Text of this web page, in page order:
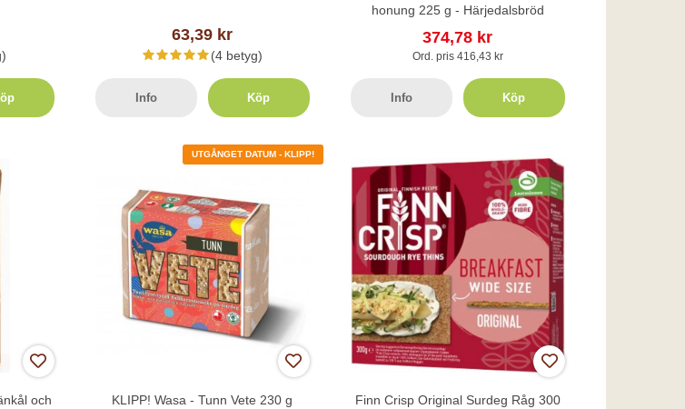
63,39 kr
(4 betyg)
Info Köp
honung 225 g - Härjedalsbröd
374,78 kr
Ord. pris 416,43 kr
Info Köp
och
UTGÅNGET DATUM - KLIPP!
KLIPP! Wasa - Tunn Vete 230 g
Finn Crisp Original Surdeg Råg 300